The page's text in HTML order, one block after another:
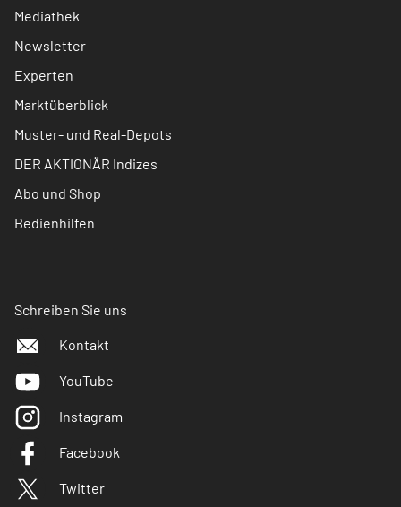
Mediathek
Newsletter
Experten
Marktüberblick
Muster- und Real-Depots
DER AKTIONÄR Indizes
Abo und Shop
Bedienhilfen
Schreiben Sie uns
Kontakt
YouTube
Instagram
Facebook
Twitter